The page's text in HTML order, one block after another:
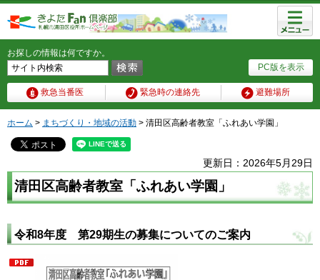
PC版を表示
お探しの情報は何ですか。
救急当番医 緊急時の連絡先 避難場所
メニュ
ー
ホーム > まちづくり・地域の活動 > 清田区高齢者教室「ふれあい学園」
更新日：2026年5月29日
清田区高齢者教室「ふれあい学園」
令和8年度 第29期生の募集についてのご案内